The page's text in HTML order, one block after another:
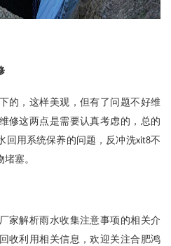
的，这样美观，但有了问题不好维
修这两点是需要认真考虑的，总的
回用系统保养的问题，反冲洗xit8不
塞。
家解析雨水收集注意事项的相关介
收利用相关信息，欢迎关注合肥鸿